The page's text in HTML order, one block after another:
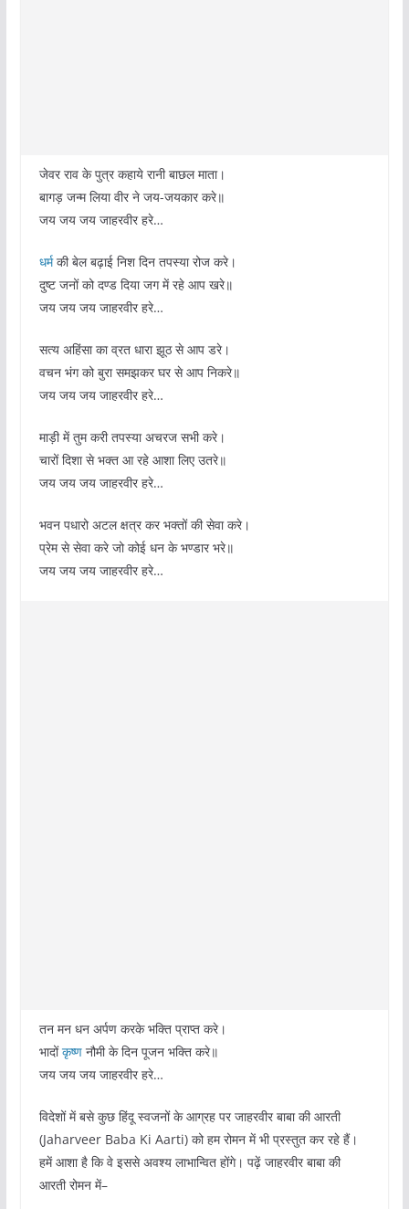
जेवर राव के पुत्र कहाये रानी बाछल माता।
बागड़ जन्म लिया वीर ने जय-जयकार करे॥
जय जय जय जाहरवीर हरे…
धर्मकी बेल बढ़ाई निश दिन तपस्या रोज करे।
दुष्ट जनों को दण्ड दिया जग में रहे आप खरे॥
जय जय जय जाहरवीर हरे…
सत्य अहिंसा का व्रत धारा झूठ से आप डरे।
वचन भंग को बुरा समझकर घर से आप निकरे॥
जय जय जय जाहरवीर हरे…
माड़ी में तुम करी तपस्या अचरज सभी करे।
चारों दिशा से भक्त आ रहे आशा लिए उतरे॥
जय जय जय जाहरवीर हरे…
भवन पधारो अटल क्षत्र कर भक्तों की सेवा करे।
प्रेम से सेवा करे जो कोई धन के भण्डार भरे॥
जय जय जय जाहरवीर हरे…
तन मन धन अर्पण करके भक्ति प्राप्त करे।
भादोंकृष्णनौमी के दिन पूजन भक्ति करे॥
जय जय जय जाहरवीर हरे…
विदेशों में बसे कुछ हिंदू स्वजनों के आग्रह पर जाहरवीर बाबा की आरती
(Jaharveer Baba Ki Aarti) को हम रोमन में भी प्रस्तुत कर रहे हैं।
हमें आशा है कि वे इससे अवश्य लाभान्वित होंगे। पढ़ें जाहरवीर बाबा की
आरती रोमन में–